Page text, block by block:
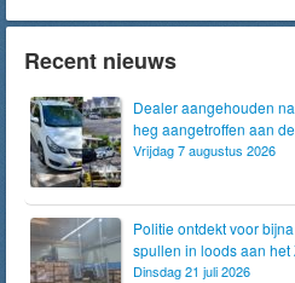
Recent nieuws
Dealer aangehouden
heg aangetroffen aan
Vrijdag 7 augustus 2026
Politie ontdekt voor
spullen in loods aan
Dinsdag 21 juli 2026